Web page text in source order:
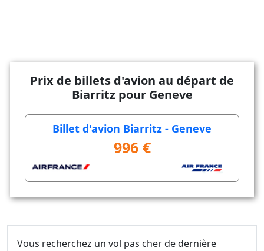
Prix de billets d'avion au départ de
Biarritz pour Geneve
Billet d'avion Biarritz - Geneve
996 €
Vous recherchez un vol pas cher de dernière